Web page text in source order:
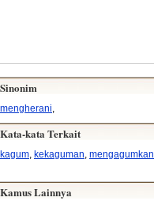
Sinonim
mengherani
Kata-kata Terkait
kagum, kekaguman, mengagumkan
Kamus Lainnya